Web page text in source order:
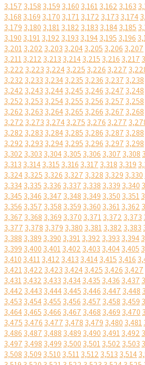
3,157 3,158 3,159 3,160 3,1613,162 3,163
3,168 3,169 3,170 3,1713,172 3,173 3,174
3,179 3,180 3,1813,182 3,183 3,1843,185
3,190 3,1913,192 3,193 3,1943,195 3,196
3,2013,202 3,203 3,2043,205 3,206 3,207
3,2113,212 3,213 3,2143,215 3,216 3,217
3,222 3,223 3,2243,225 3,226 3,227
3,232 3,233 3,2343,235 3,236 3,237 3,238
3,242 3,243 3,2443,245 3,246 3,247 3,248
3,252 3,253 3,2543,255 3,256 3,257 3,258
3,262 3,263 3,2643,265 3,266 3,267 3,268
3,272 3,273 3,2743,275 3,276 3,277
3,282 3,283 3,2843,285 3,286 3,287 3,288
3,292 3,293 3,2943,295 3,296 3,297 3,298
3,302 3,303 3,3043,305 3,306 3,307 3,308
3,313 3,3143,315 3,316 3,317 3,318 3,319
3,3243,325 3,326 3,327 3,328 3,329 3,330
3,3343,335 3,336 3,337 3,338 3,339 3,340
3,345 3,346 3,347 3,348 3,349 3,350 3,351
3,356 3,357 3,358 3,359 3,360 3,3613,362
3,367 3,368 3,369 3,370 3,3713,372 3,373
3,377 3,378 3,379 3,380 3,3813,382 3,383
3,388 3,389 3,390 3,3913,392 3,393 3,394
3,399 3,400 3,4013,402 3,403 3,4043,405
3,410 3,4113,412 3,413 3,4143,415 3,416
3,4213,422 3,423 3,4243,425 3,426 3,427
3,4313,432 3,433 3,4343,435 3,436 3,437
3,442 3,443 3,4443,445 3,446 3,447 3,448
3,453 3,4543,455 3,456 3,457 3,458 3,459
3,4643,465 3,466 3,467 3,468 3,469 3,470
3,475 3,476 3,477 3,478 3,479 3,480 3,481
3,486 3,487 3,488 3,489 3,490 3,4913,492
3,497 3,498 3,499 3,500 3,5013,502 3,503
3,508 3,509 3,510 3,5113,512 3,513 3,514